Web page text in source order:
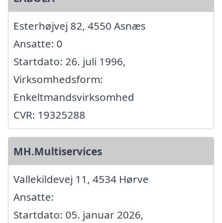
Esterhøjvej 82, 4550 Asnæs
Ansatte: 0
Startdato: 26. juli 1996,
Virksomhedsform:
Enkeltmandsvirksomhed
CVR: 19325288
MH.Multiservices
Vallekildevej 11, 4534 Hørve
Ansatte:
Startdato: 05. januar 2026,